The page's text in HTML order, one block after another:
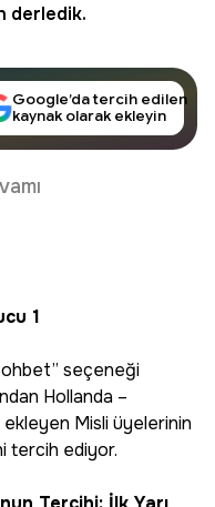
derledik.
Google’da tercih edilen
kaynak olarak ekleyin
1
seçeneği
Hollanda –
Misli üyelerinin
tercih ediyor.